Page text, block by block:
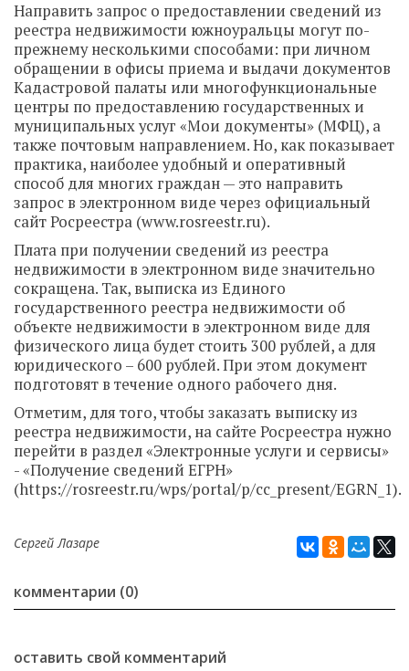
Направить запрос о предоставлении сведений из
реестра недвижимости южноуральцы могут по-
прежнему несколькими способами: при личном
обращении в офисы приема и выдачи документов
Кадастровой палаты или многофункциональные
центры по предоставлению государственных и
муниципальных услуг «Мои документы» (МФЦ), а
также почтовым направлением. Но, как показывает
практика, наиболее удобный и оперативный
способ для многих граждан — это направить
запрос в электронном виде через официальный
сайт Росреестра (www.rosreestr.ru).
Плата при получении сведений из реестра
недвижимости в электронном виде значительно
сокращена. Так, выписка из Единого
государственного реестра недвижимости об
объекте недвижимости в электронном виде для
физического лица будет стоить 300 рублей, а для
юридического – 600 рублей. При этом документ
подготовят в течение одного рабочего дня.
Отметим, для того, чтобы заказать выписку из
реестра недвижимости, на сайте Росреестра нужно
перейти в раздел «Электронные услуги и сервисы»
- «Получение сведений ЕГРН»
(https://rosreestr.ru/wps/portal/p/cc_present/EGRN_1).
Сергей Лазаре
комментарии (0)
оставить свой комментарий